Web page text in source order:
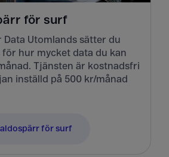
för surf
Data Utomlands sätter du
för hur mycket data du kan
Tjänsten är kostnadsfri
inställd på 500 kr/månad
för surf